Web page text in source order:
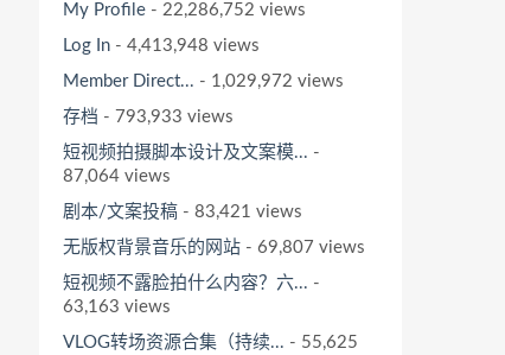
My Profile - 22,286,752 views
Log In - 4,413,948 views
Member Direct... - 1,029,972 views
存档 - 793,933 views
短视频拍摄脚本设计及文案模... -
87,064 views
剧本/文案投稿 - 83,421 views
无版权背景音乐的网站 - 69,807 views
短视频不露脸拍什么内容？六... -
63,163 views
VLOG转场资源合集（持续... - 55,625